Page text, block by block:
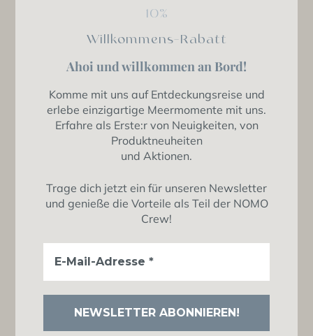
10%
Willkommens-Rabatt
Ahoi und willkommen an Bord!
Komme mit uns auf Entdeckungsreise und
erlebe einzigartige Meermomente mit uns.
Erfahre als Erste:r von Neuigkeiten, von
Produktneuheiten
und Aktionen.
Trage dich jetzt ein für unseren Newsletter
und genieße die Vorteile als Teil der NOMO
Crew!